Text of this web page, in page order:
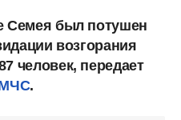
Семея был потушен
возгорания
человек, передает
.